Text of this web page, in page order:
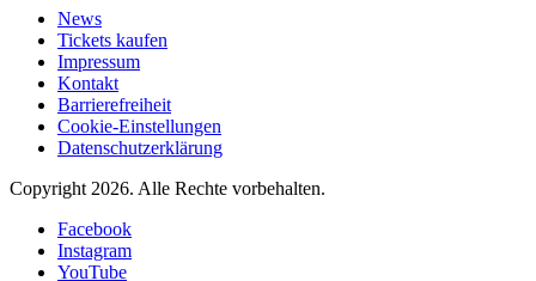
News
Tickets kaufen
Impressum
Kontakt
Barrierefreiheit
Cookie-Einstellungen
Datenschutzerklärung
Copyright 2026. Alle Rechte vorbehalten.
Facebook
Instagram
YouTube